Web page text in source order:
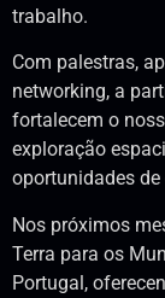
trabalho.
Com palestras,
networking, a
fortalecem o
exploração
oportunidades
Nos próximos
Terra para os
Portugal,